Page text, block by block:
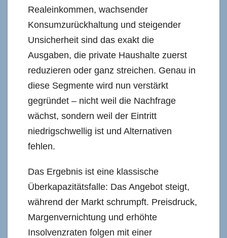
Realeinkommen, wachsender
Konsumzurückhaltung und steigender
Unsicherheit sind das exakt die
Ausgaben, die private Haushalte zuerst
reduzieren oder ganz streichen. Genau in
diese Segmente wird nun verstärkt
gegründet – nicht weil die Nachfrage
wächst, sondern weil der Eintritt
niedrigschwellig ist und Alternativen
fehlen.
Das Ergebnis ist eine klassische
Überkapazitätsfalle: Das Angebot steigt,
während der Markt schrumpft. Preisdruck,
Margenvernichtung und erhöhte
Insolvenzraten folgen mit einer